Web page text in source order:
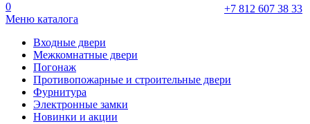
+7 812 607 38 33
0
Меню каталога
Входные двери
Межкомнатные двери
Погонаж
Противопожарные и строительные двери
Фурнитура
Электронные замки
Новинки и акции